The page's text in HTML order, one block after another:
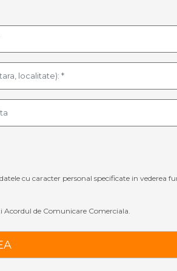
cu caracter personal specificate in vederea
Acordul de Comunicare Comerciala.